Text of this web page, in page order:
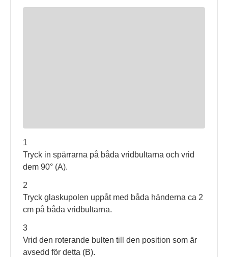
1
Tryck in spärrarna på båda vridbultarna och vrid
dem 90° (A).
2
Tryck glaskupolen uppåt med båda händerna ca 2
cm på båda vridbultarna.
3
Vrid den roterande bulten till den position som är
avsedd för detta (B).